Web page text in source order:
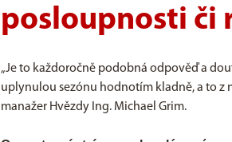
posloupnosti či
„Je to každoročně podobná odpověď a
uplynulou sezónu hodnotím kladně, a to z
manažer Hvězdy Ing. Michael Grim.